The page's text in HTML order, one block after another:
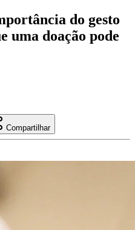
do gesto
uma doação pode
Compartilhar